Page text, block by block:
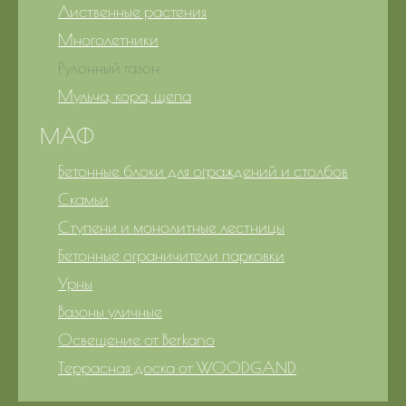
Лиственные растения
Многолетники
Рулонный газон
Мульча, кора, щепа
МАФ
Бетонные блоки для ограждений и столбов
Скамьи
Ступени и монолитные лестницы
Бетонные ограничители парковки
Урны
Вазоны уличные
Освещение от Berkano
Террасная доска от WOODGAND